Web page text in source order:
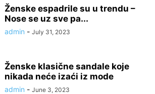
Ženske espadrile su u trendu –
Nose se uz sve pa...
admin - July 31, 2023
Ženske klasične sandale koje
nikada neće izaći iz mode
admin - June 3, 2023